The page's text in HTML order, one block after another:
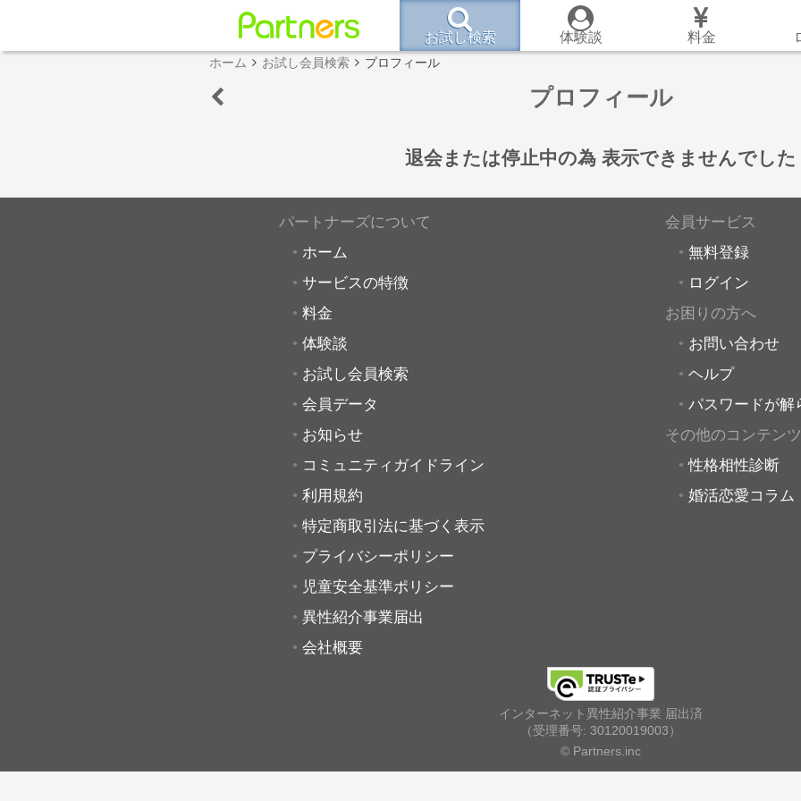
お試し検索 体験談 料金
ホーム お試し会員検索 プロフィール
プロフィール
退会または停止中の為 表示できませんでした
パートナーズについて
ホーム
サービスの特徴
料金
体験談
お試し会員検索
会員データ
お知らせ
コミュニティガイドライン
利用規約
特定商取引法に基づく表示
プライバシーポリシー
児童安全基準ポリシー
異性紹介事業届出
会社概要
会員サービス
無料登録
ログイン
お困りの方へ
お問い合わせ
ヘルプ
パスワードが解
その他のコンテンツ
性格相性診断
婚活恋愛コラム
インターネット異性紹介事業 届出済
（受理番号: 30120019003）
© Partners.inc